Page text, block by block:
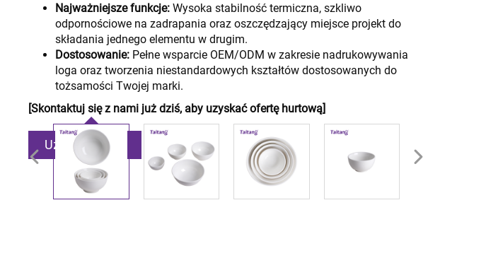
Najważniejsze funkcje: Wysoka stabilność termiczna, szkliwo
odpornościowe na zadrapania oraz oszczędzający miejsce projekt do
składania jednego elementu w drugim.
Dostosowanie: Pełne wsparcie OEM/ODM w zakresie nadrukowywania
loga oraz tworzenia niestandardowych kształtów dostosowanych do
tożsamości Twojej marki.
[Skontaktuj się z nami już dziś, aby uzyskać ofertę hurtową]
Uzyskaj ofertę